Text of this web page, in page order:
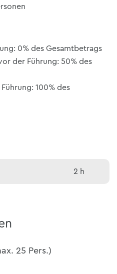
0% des Gesamtbetrags
der Führung: 50% des
100% des
2 h
25 Pers.)